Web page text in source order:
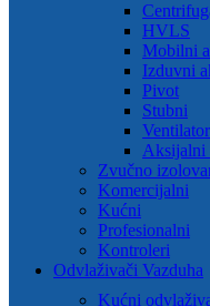
HVLS
Mobilni
Izduvni
Pivot
Stubni
Aksijalni
Zvučno
Komercijalni
Kućni
Profesionalni
Kontroleri
Odvlaživači Vazduha
Kućni